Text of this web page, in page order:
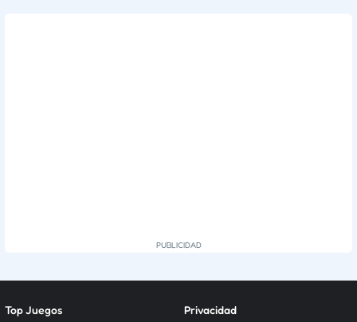
Top Juegos
Privacidad